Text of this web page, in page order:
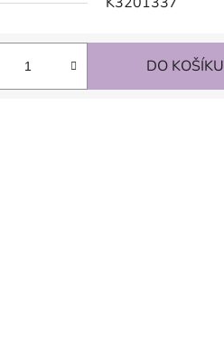
DO KOŠÍKU